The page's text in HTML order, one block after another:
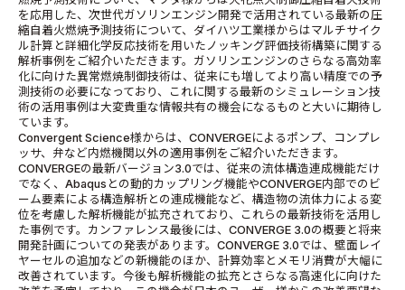
を応用した、次世代ガソリンエンジン開発で活用されている最新の圧
縮自着火燃焼予測技術について、ダイハツ工業様からはマルチサイク
ル計算と詳細化学反応技術を用いたノッキング評価技術構築に関する
解析事例をご紹介いただきます。ガソリンエンジンのさらなる高効率
化に向けた異常燃焼制御技術は、従来にも増してより高い精度での予
測技術の必要になっており、これに関する最新のシミュレーション技
術の活用事例は大変貴重な情報共有の機会になるものと大いに期待し
ています。
Convergent Science様からは、CONVERGEによるポンプ、コンプレ
ッサ、弁など内燃機関以外の適用事例をご紹介いただきます。
CONVERGEの最新バージョン3.0では、従来の流体構造連成機能だけ
でなく、Abaqusとの動的カップリング機能やCONVERGE内部でのビ
ーム要素による構造解析との連成機能など、構造物の流体力による変
位を考慮した解析機能が拡充されており、これらの最新技術を活用し
た事例です。カンファレンス最後には、CONVERGE 3.0の概要と将来
開発計画についての発表があります。CONVERGE 3.0では、壁面レイ
ヤーセルの追加などの新機能のほか、計算効率とメモリ消費が大幅に
改善されています。今後も解析機能の拡充とさらなる高速化に向けた